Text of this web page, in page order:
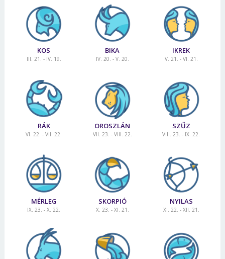
KOS
III. 21. - IV. 19.
BIKA
IV. 20. - V. 20.
IKREK
V. 21. - VI. 21.
RÁK
VI. 22. - VII. 22.
OROSZLÁN
VII. 23. - VIII. 22.
SZŰZ
VIII. 23. - IX. 22.
MÉRLEG
IX. 23. - X. 22.
SKORPIÓ
X. 23. - XI. 21.
NYILAS
XI. 22. - XII. 21.